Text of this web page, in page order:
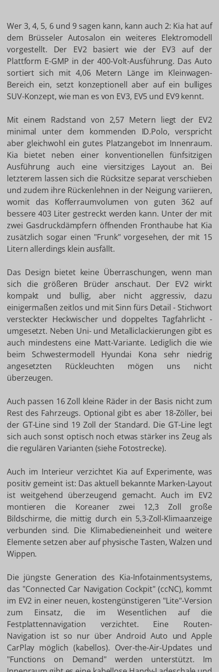
Wer 3, 4, 5, 6 und 9 sagen kann, kann auch 2: Kia hat auf
dem Brüsseler Autosalon ein weiteres Elektromodell
vorgestellt. Der EV2 basiert wie der EV3 auf der
Plattform E-GMP in der 400-Volt-Ausführung. Das Auto
sortiert sich mit 4,06 Metern Länge im Kleinwagen-
Bereich ein, setzt konzeptionell aber auf ein bulliges
SUV-Konzept, wie man es von EV3, EV5 und EV9 kennt.
Mit einem Radstand von 2,57 Metern liegt der EV2
minimal unter dem kommenden ID.Polo, verspricht
aber gleichwohl ein gutes Platzangebot im Innenraum.
Kia bietet neben einer konventionellen fünfsitzigen
Ausführung auch eine viersitziges Layout an. Bei
letzterem lassen sich die Rücksitze separat verschieben
und zudem ihre Rückenlehnen in der Neigung variieren,
womit das Kofferraumvolumen von guten 362 auf
bessere 403 Liter gestreckt werden kann. Unter der mit
zwei Gasdruckdämpfern öffnenden Fronthaube hat Kia
zusätzlich sogar einen "Frunk" vorgesehen, der mit 15
Litern allerdings klein ausfällt.
Das Design bietet keine Überraschungen, wenn man
sich die größeren Brüder anschaut. Der EV2 wirkt
kompakt und bullig, aber nicht aggressiv, dazu
einigermaßen zeitlos und mit Sinn fürs Detail - Stichwort
versteckter Heckwischer und doppeltes Tagfahrlicht -
umgesetzt. Neben Uni- und Metalliclackierungen gibt es
auch mindestens eine Matt-Variante. Lediglich die wie
beim Schwestermodell Hyundai Kona sehr niedrig
angesetzten Rückleuchten mögen uns nicht
überzeugen.
Auch passen 16 Zoll kleine Räder in der Basis nicht zum
Rest des Fahrzeugs. Optional gibt es aber 18-Zöller, bei
der GT-Line sind 19 Zoll der Standard. Die GT-Line legt
sich auch sonst optisch noch etwas stärker ins Zeug als
die regulären Varianten (siehe Fotostrecke).
Auch im Interieur verzichtet Kia auf Experimente, was
positiv gemeint ist: Das aktuell bekannte Marken-Layout
ist weitgehend überzeugend gemacht. Auch im EV2
montieren die Koreaner zwei 12,3 Zoll große
Bildschirme, die mittig durch ein 5,3-Zoll-Klimaanzeige
verbunden sind. Die Klimabedieneinheit und weitere
Elemente setzen aber auf physische Tasten, Walzen und
Wippen.
Die jüngste Generation des Kia-Infotainmentsystems,
das "Connected Car Navigation Cockpit" (ccNC), kommt
im EV2 in einer neuen, kostengünstigeren "Lite"-Version
zum Einsatz, die im Wesentlichen auf die
Festplattennavigation verzichtet. Eine Routen-
Navigation ist so nur über Android Auto und Apple
CarPlay möglich (kabellos). Over-the-Air-Updates und
"Functions on Demand" werden unterstützt. Im